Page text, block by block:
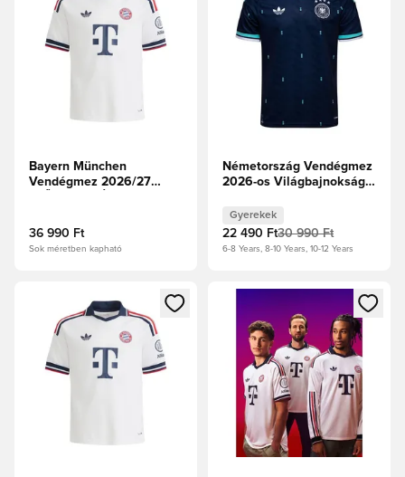
Bayern München
Vendégmez 2026/27
36 990 Ft
Sok méretben kapható
Németország Vendégmez
2026-os Világbajnokság
Gyerekek
22 490 Ft30 990 Ft
6-8 Years, 8-10 Years, 10-12 Years
Megnyit egy modált a bejelentkezéshez vagy a tagként
Megnyit egy modált a